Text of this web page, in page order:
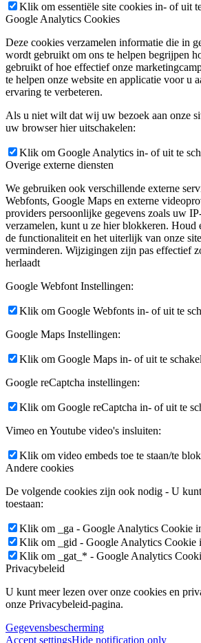
Klik om essentiële site cookies in- of uit
Google Analytics Cookies
Deze cookies verzamelen informatie die in
wordt gebruikt om ons te helpen begrijpen
gebruikt of hoe effectief onze
te helpen onze website en applicatie voor u
ervaring te verbeteren.
Als u niet wilt dat wij uw bezoek aan onze
uw browser hier uitschakelen:
Klik om Google Analytics in- of uit te
Overige externe diensten
We gebruiken ook verschillende externe
Webfonts, Google Maps en externe
providers persoonlijke gegevens zoals uw
verzamelen, kunt u ze hier blokkeren. Houd
de functionaliteit en het uiterlijk van onze
verminderen. Wijzigingen zijn pas effectief
herlaadt
Google Webfont Instellingen:
Klik om Google Webfonts in- of uit te
Google Maps Instellingen:
Klik om Google Maps in- of uit te
Google reCaptcha instellingen:
Klik om Google reCaptcha in- of uit te
Vimeo en Youtube video's insluiten:
Klik om video embeds toe te staan/te
Andere cookies
De volgende cookies zijn ook nodig - U
toestaan:
Klik om _ga - Google Analytics Cookie
Klik om _gid - Google Analytics Cookie
Klik om _gat_* - Google Analytics
Privacybeleid
U kunt meer lezen over onze cookies en
onze Privacybeleid-pagina.
Gegevensbescherming
Accept settingsHide notification only